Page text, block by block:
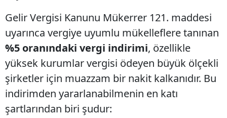
Gelir Vergisi Kanunu Mükerrer 121. maddesi
uyarınca vergiye uyumlu mükelleflere tanınan
%5 oranındaki vergi indirimi, özellikle
yüksek kurumlar vergisi ödeyen büyük ölçekli
şirketler için muazzam bir nakit kalkanıdır. Bu
indirimden yararlanabilmenin en katı
şartlarından biri şudur: